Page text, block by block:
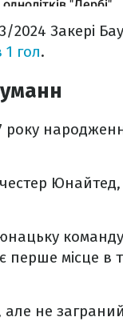
Закері
гол.
перше місце
не